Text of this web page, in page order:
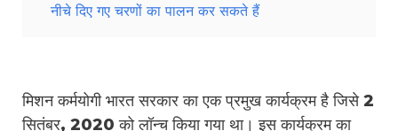
नीचे दिए गए चरणों का पालन कर सकते हैं
मिशन कर्मयोगी भारत सरकार का एक प्रमुख कार्यक्रम है जिसे 2
सितंबर, 2020 को लॉन्च किया गया था। इस कार्यक्रम का